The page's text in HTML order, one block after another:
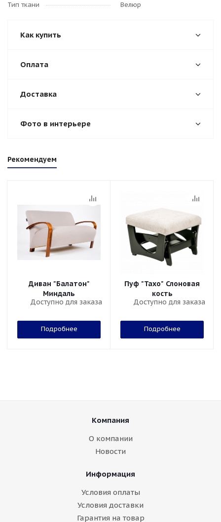
Тип ткани
Велюр
Как купить
Оплата
Доставка
Фото в интерьере
Рекомендуем
Диван "Балатон"
Миндаль
Доступно для заказа
Подробнее
Пуф "Тахо" Слоновая
кость
Доступно для заказа
Подробнее
Компания
О компании
Новости
Информация
Условия оплаты
Условия доставки
Гарантия на товар